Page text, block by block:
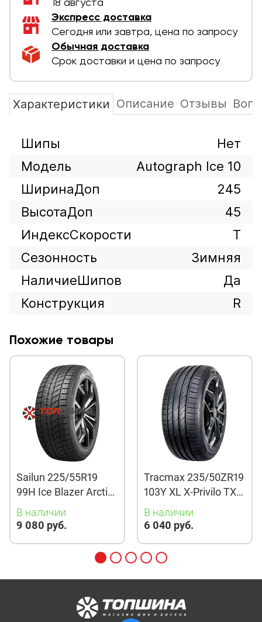
18 августа
Экспресс доставка
Сегодня или завтра, цена по запросу
Обычная доставка
Срок доставки и цена по запросу
Характеристики Описание Отзывы
Шипы
Нет
Модель
Autograph Ice 10
ШиринаДоп
245
ВысотаДоп
45
ИндексСкорости
T
Сезонность
Зимняя
НаличиеШипов
Да
Конструкция
R
Похожие товары
Sailun 225/55R19
99H Ice Blazer Arctic
Evo TL
В наличии
9 080 руб.
Tracmax 235/50ZR19
103Y XL X-Privilo TX3
TL
В наличии
6 040 руб.